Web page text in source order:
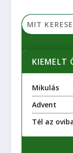
KIEMELT
Mikulás
Advent
Tél az